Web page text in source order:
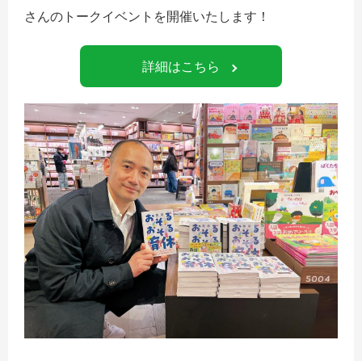
さんのトークイベントを開催いたします！
詳細はこちら